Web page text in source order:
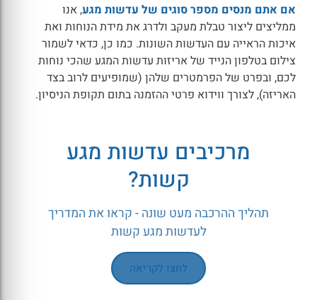
אם אתם מנסים מספר סוגים של עדשות מגע, אנו
ממליצים ליצור טבלת מעקב ולדרג את מידת הנוחות ואת
איכות הראייה עם העדשות השונות. כמו כן, כדאי לשמור
צילום בטלפון הנייד של אריזות עדשות המגע שהכי נוחות
לכם, ובפרט של הפרמטרים שלהן (שמופיעים לרוב בצד
האריזה), לצורך ווידוא פרטי ההזמנה בתום תקופת הניסיון.
מרכיבים עדשות מגע
קשות?
תהליך ההרכבה מעט שונה - קראו את המדריך
לעדשות מגע קשות
לחצו לקריאה